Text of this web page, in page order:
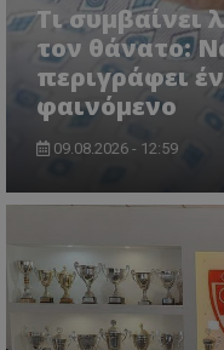
Τι συμβαίνει
τον θάνατο:
περιγράφει
φαινόμενο
09.08.2026 - 12:59